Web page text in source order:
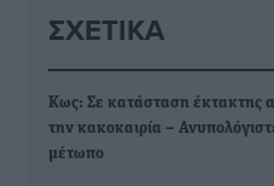
ΣΧΕΤΙΚΆ
Κως: Σε κατάσταση έκτακτης
την κακοκαιρία –
μέτωπο